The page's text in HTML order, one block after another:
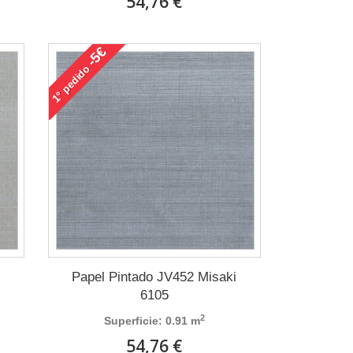
1°
pedido
-5€
Papel Pintado JV452 Misaki
6105
Superficie: 0.91 m2
54,76 €